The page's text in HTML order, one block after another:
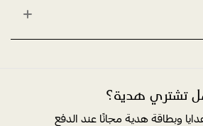
تشتري هدية؟
وبطاقة هدية مجانًا عند الدفع